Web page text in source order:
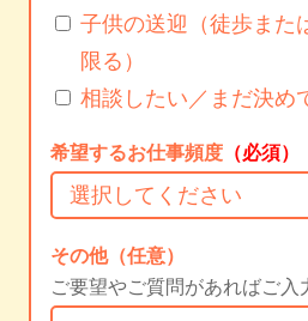
子供の送迎（徒歩また
限る）
相談したい／まだ決め
希望するお仕事頻度 （必須）
その他（任意）
ご要望やご質問があればご入